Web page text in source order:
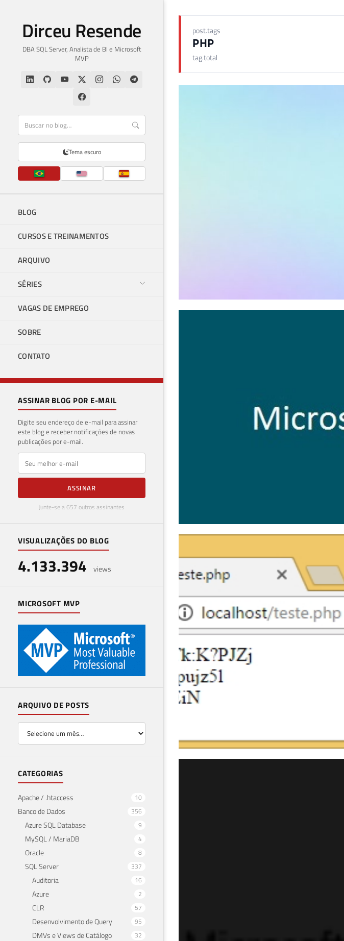
Dirceu Resende
DBA SQL Server, Analista de BI e Microsoft
MVP
Tema escuro
BLOG
CURSOS E TREINAMENTOS
ARQUIVO
SÉRIES
VAGAS DE EMPREGO
SOBRE
CONTATO
ASSINAR BLOG POR E-MAIL
Digite seu endereço de e-mail para assinar
este blog e receber notificações de novas
publicações por e-mail.
E-mail
ASSINAR
Junte-se a 657 outros assinantes
VISUALIZAÇÕES DO BLOG
4.133.394 views
MICROSOFT MVP
ARQUIVO DE POSTS
CATEGORIAS
Apache / .htaccess 10
Banco de Dados 356
Azure SQL Database 9
MySQL / MariaDB 4
Oracle 8
SQL Server 337
Auditoria 16
Azure 2
CLR 57
Desenvolvimento de Query 95
DMVs e Views de Catálogo 32
post.tags
PHP
tag.total
Como conectar
o driver PDO no
5 min de leitura
Como criar um
PHP, C#